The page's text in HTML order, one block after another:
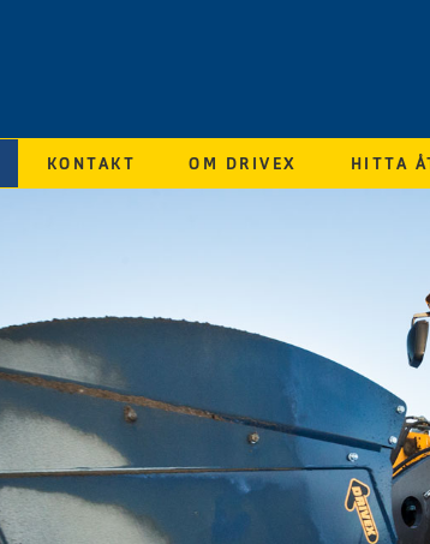
KONTAKT OM DRIVEX HITTA